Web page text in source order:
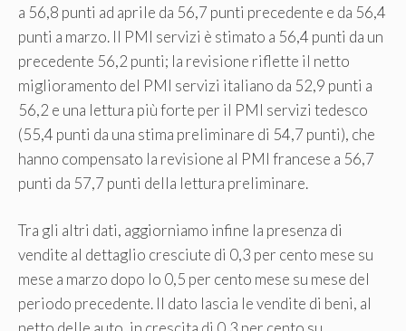
a 56,8 punti ad aprile da 56,7 punti precedente e da 56,4
punti a marzo. Il PMI servizi è stimato a 56,4 punti da un
precedente 56,2 punti; la revisione riflette il netto
miglioramento del PMI servizi italiano da 52,9 punti a
56,2 e una lettura più forte per il PMI servizi tedesco
(55,4 punti da una stima preliminare di 54,7 punti), che
hanno compensato la revisione al PMI francese a 56,7
punti da 57,7 punti della lettura preliminare.
Tra gli altri dati, aggiorniamo infine la presenza di
vendite al dettaglio cresciute di 0,3 per cento mese su
mese a marzo dopo lo 0,5 per cento mese su mese del
periodo precedente. Il dato lascia le vendite di beni, al